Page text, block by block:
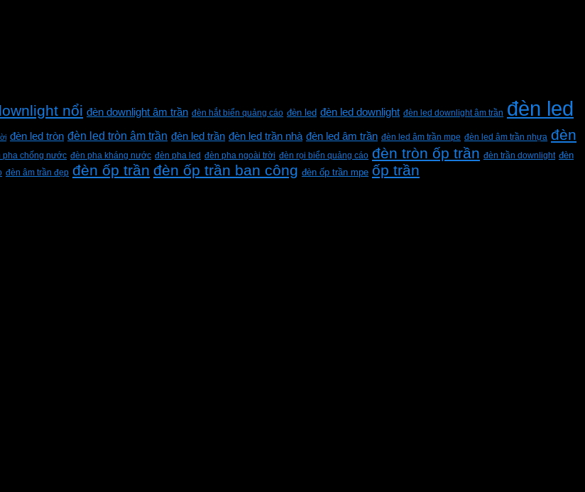
nổi đèn downlight âm trần đèn hắt biển quảng cáo đèn led đèn led downlight đèn led downlight âm trần đèn led
đèn led tròn đèn led tròn âm trần đèn led trần đèn led trần nhà đèn led âm trần đèn led âm trần mpe đèn led âm trần nhựa đèn
pha chống nước đèn pha kháng nước đèn pha led đèn pha ngoài trời đèn rọi biển quảng cáo đèn tròn ốp trần đèn trần downlight đèn
đèn âm trần đẹp đèn ốp trần đèn ốp trần ban công đèn ốp trần mpe ốp trần